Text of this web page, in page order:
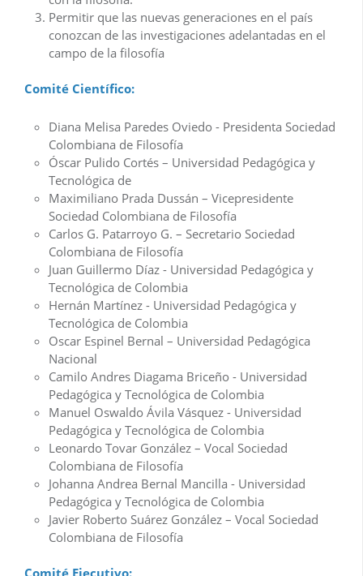
Permitir que las nuevas generaciones en el país
conozcan de las investigaciones adelantadas en el
campo de la filosofía
Comité Científico:
Diana Melisa Paredes Oviedo - Presidenta Sociedad
Colombiana de Filosofía
Óscar Pulido Cortés – Universidad Pedagógica y
Tecnológica de
Maximiliano Prada Dussán – Vicepresidente
Sociedad Colombiana de Filosofía
Carlos G. Patarroyo G. – Secretario Sociedad
Colombiana de Filosofía
Juan Guillermo Díaz - Universidad Pedagógica y
Tecnológica de Colombia
Hernán Martínez - Universidad Pedagógica y
Tecnológica de Colombia
Oscar Espinel Bernal – Universidad Pedagógica
Nacional
Camilo Andres Diagama Briceño - Universidad
Pedagógica y Tecnológica de Colombia
Manuel Oswaldo Ávila Vásquez - Universidad
Pedagógica y Tecnológica de Colombia
Leonardo Tovar González – Vocal Sociedad
Colombiana de Filosofía
Johanna Andrea Bernal Mancilla - Universidad
Pedagógica y Tecnológica de Colombia
Javier Roberto Suárez González – Vocal Sociedad
Colombiana de Filosofía